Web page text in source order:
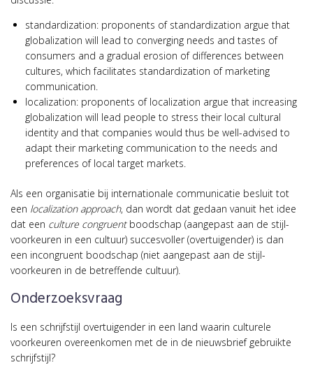
standardization: proponents of standardization argue that
globalization will lead to converging needs and tastes of
consumers and a gradual erosion of differences between
cultures, which facilitates standardization of marketing
communication.
localization: proponents of localization argue that increasing
globalization will lead people to stress their local cultural
identity and that companies would thus be well-advised to
adapt their marketing communication to the needs and
preferences of local target markets.
Als een organisatie bij internationale communicatie besluit tot
een localization approach, dan wordt dat gedaan vanuit het idee
dat een culture congruentboodschap (aangepast aan de stijl-
voorkeuren in een cultuur) succesvoller (overtuigender) is dan
een incongruent boodschap (niet aangepast aan de stijl-
voorkeuren in de betreffende cultuur).
Onderzoeksvraag
Is een schrijfstijl overtuigender in een land waarin culturele
voorkeuren overeenkomen met de in de nieuwsbrief gebruikte
schrijfstijl?